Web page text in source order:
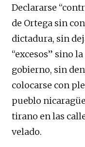
Declararse
de Ortega sin
dictadura, sin
“excesos” sino
gobierno, sin
colocarse con
pueblo
tirano en las
velado.